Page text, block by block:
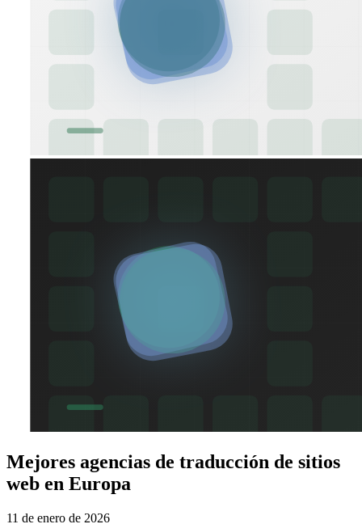
Mejores agencias de traducción de sitios
web en Europa
11 de enero de 2026